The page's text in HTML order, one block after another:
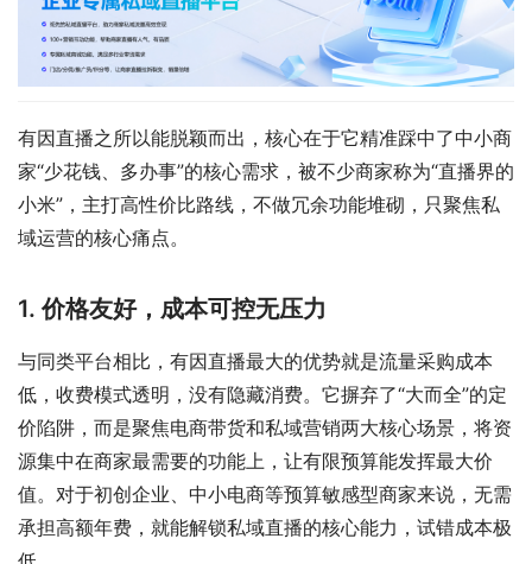
有因直播之所以能脱颖而出，核心在于它精准踩中了中小商
家“少花钱、多办事”的核心需求，被不少商家称为“直播界的
小米”，主打高性价比路线，不做冗余功能堆砌，只聚焦私
域运营的核心痛点。
1. 价格友好，成本可控无压力
与同类平台相比，有因直播最大的优势就是流量采购成本
低，收费模式透明，没有隐藏消费。它摒弃了“大而全”的定
价陷阱，而是聚焦电商带货和私域营销两大核心场景，将资
源集中在商家最需要的功能上，让有限预算能发挥最大价
值。对于初创企业、中小电商等预算敏感型商家来说，无需
承担高额年费，就能解锁私域直播的核心能力，试错成本极